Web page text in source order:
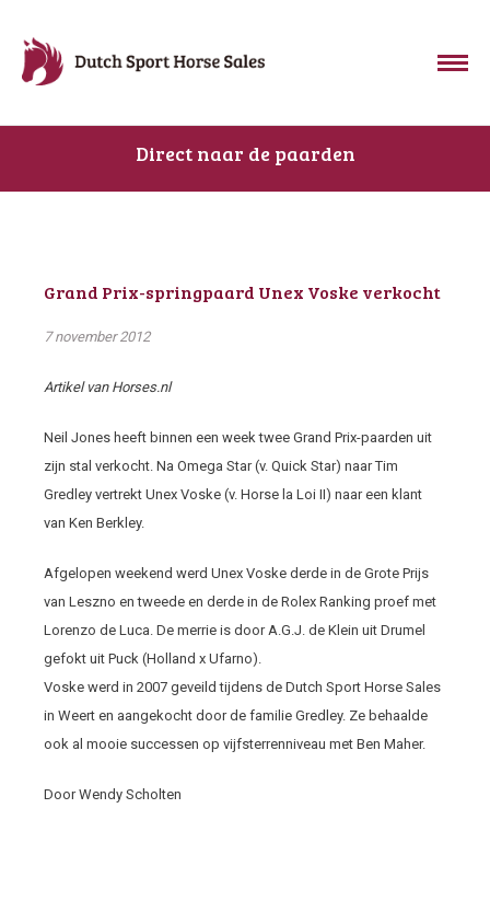
Direct naar de paarden
Grand Prix-springpaard Unex Voske verkocht
7 november 2012
Artikel van Horses.nl
Neil Jones heeft binnen een week twee Grand Prix-paarden uit
zijn stal verkocht. Na Omega Star (v. Quick Star) naar Tim
Gredley vertrekt Unex Voske (v. Horse la Loi II) naar een klant
van Ken Berkley.
Afgelopen weekend werd Unex Voske derde in de Grote Prijs
van Leszno en tweede en derde in de Rolex Ranking proef met
Lorenzo de Luca. De merrie is door A.G.J. de Klein uit Drumel
gefokt uit Puck (Holland x Ufarno).
Voske werd in 2007 geveild tijdens de Dutch Sport Horse Sales
in Weert en aangekocht door de familie Gredley. Ze behaalde
ook al mooie successen op vijfsterrenniveau met Ben Maher.
Door Wendy Scholten